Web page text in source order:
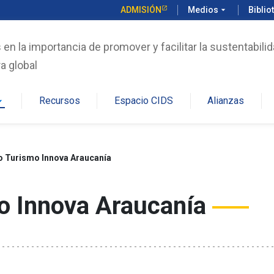
ADMISIÓN Medios arrow_drop_down
en la importancia de promover y facilitar la
global
Recursos Espacio CIDS Alianzas
Turismo Innova Araucanía
Innova Araucanía